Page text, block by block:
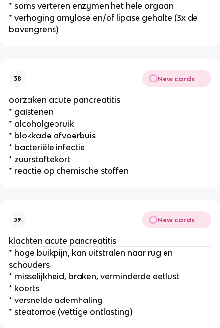
* soms verteren enzymen het hele orgaan
* verhoging amylose en/of lipase gehalte (3x de
bovengrens)
38 New cards
oorzaken acute pancreatitis
* galstenen
* alcoholgebruik
* blokkade afvoerbuis
* bacteriële infectie
* zuurstoftekort
* reactie op chemische stoffen
39 New cards
klachten acute pancreatitis
* hoge buikpijn, kan uitstralen naar rug en
schouders
* misselijkheid, braken, verminderde eetlust
* koorts
* versnelde ademhaling
* steatorroe (vettige ontlasting)